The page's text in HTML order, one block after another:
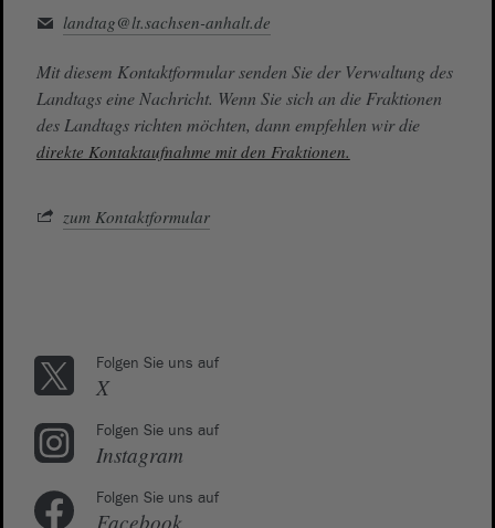
landtag@lt.sachsen-anhalt.de
Mit diesem Kontaktformular senden Sie der Verwaltung des
Landtags eine Nachricht. Wenn Sie sich an die Fraktionen
des Landtags richten möchten, dann empfehlen wir die
direkte Kontaktaufnahme mit den Fraktionen.
zum Kontaktformular
Folgen Sie uns auf
X
Folgen Sie uns auf
Instagram
Folgen Sie uns auf
Facebook